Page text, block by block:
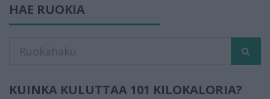
HAE RUOKIA
KUINKA KULUTTAA 101 KILOKALORIA?